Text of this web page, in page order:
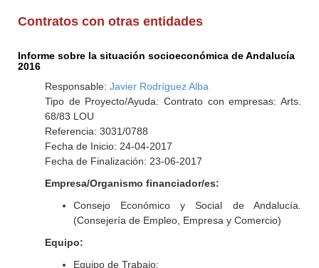
Contratos con otras entidades
Informe sobre la situación socioeconómica de Andalucía
2016
Responsable: Javier Rodríguez Alba
Tipo de Proyecto/Ayuda: Contrato con empresas: Arts.
68/83 LOU
Referencia: 3031/0788
Fecha de Inicio: 24-04-2017
Fecha de Finalización: 23-06-2017
Empresa/Organismo financiador/es:
Consejo Económico y Social de Andalucía.
(Consejería de Empleo, Empresa y Comercio)
Equipo:
Equipo de Trabajo: